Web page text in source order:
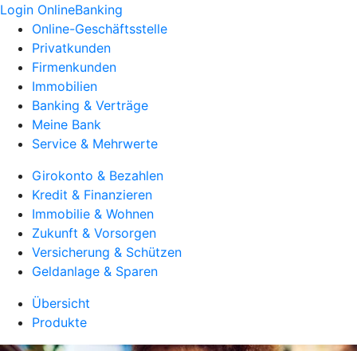
Login OnlineBanking
Online-Geschäftsstelle
Privatkunden
Firmenkunden
Immobilien
Banking & Verträge
Meine Bank
Service & Mehrwerte
Girokonto & Bezahlen
Kredit & Finanzieren
Immobilie & Wohnen
Zukunft & Vorsorgen
Versicherung & Schützen
Geldanlage & Sparen
Übersicht
Produkte